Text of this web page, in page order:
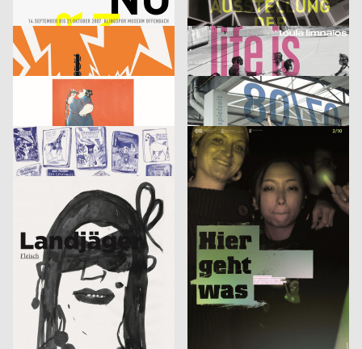
Klingspor Museum 2007
Finale. Ausstellung der Diplomarbeiten
2007
tesla medien ›kunst‹ labor 2007
cyan (Daniela Haufe + Detlef Fiedler) D
2007
cie. toula limnaios: life is perfect
din jank visuelle kommunikation, Fritz Beck, Doris Weber D
2007
Image
Jana Garberg D
2007
Armin Abmeier und die Tollen Hefte
Christof Nardin, Anna-Nora Szilit, Christian Feurstein, Martin Fetz
2007
Landjäger No.3 – Fleisch
Euro RSCG Düsseldorf
2007
Roland Piltz, Aisha Ronniger
2007
Identikit
Volker Pfüller
Bilderlesen
McCann Erickson Gesellschaft m.b.H.
2005
Heinecken X-Mas
3007
2006
It’s never too late to have a happy childhood
strichpunkt D
2007
2005